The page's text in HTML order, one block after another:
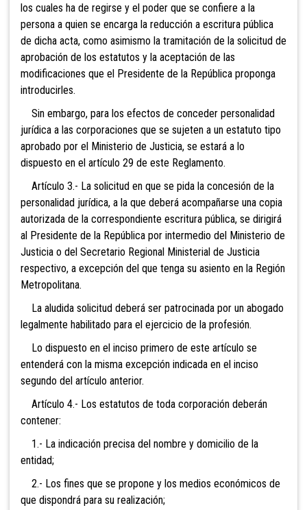
los cuales ha de regirse y el poder que se confiere a la
persona a quien se encarga la reducción a escritura pública
de dicha acta, como asimismo la tramitación de la solicitud de
aprobación de los estatutos y la aceptación de las
modificaciones que el Presidente de la República proponga
introducirles.
Sin embargo, para los efectos de conceder personalidad
jurídica a las corporaciones que se sujeten a un estatuto tipo
aprobado por el Ministerio de Justicia, se estará a lo
dispuesto en el artículo 29 de este Reglamento.
Artículo 3.- La solicitud en que se pida la concesión de la
personalidad jurídica, a la que deberá acompañarse una copia
autorizada de la correspondiente escritura pública, se dirigirá
al Presidente de la República por intermedio del Ministerio de
Justicia o del Secretario Regional Ministerial de Justicia
respectivo, a excepción del que tenga su asiento en la Región
Metropolitana.
La aludida solicitud deberá ser patrocinada por un abogado
legalmente habilitado para el ejercicio de la profesión.
Lo dispuesto en el inciso primero de este artículo se
entenderá con la misma excepción indicada en el inciso
segundo del artículo anterior.
Artículo 4.- Los estatutos de toda corporación deberán
contener:
1.- La indicación precisa del nombre y domicilio de la
entidad;
2.- Los fines que se propone y los medios económicos de
que dispondrá para su realización;